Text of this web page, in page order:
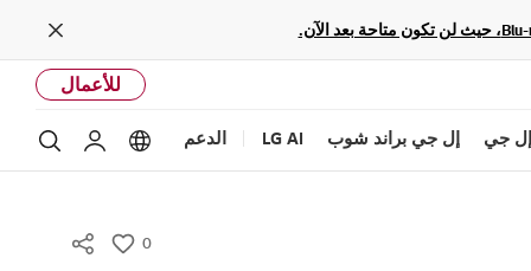
Close
للأعمال
جي إل جي براند شوب LG AI الدعم optionsحساب
0